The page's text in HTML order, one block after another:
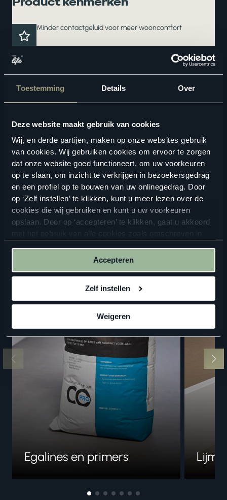
Toestemming Details Over
Deze website maakt gebruik van cookies
Wij, en derde partijen, maken op onze websites gebruik
van cookies. Wij gebruiken cookies om ervoor te zorgen
dat onze website goed functioneert, om uw voorkeuren
op te slaan, om inzicht te verkrijgen in bezoekersgedrag
en een profiel op te bouwen van uw onlinegedrag. Door
op ‘Zelf instellen’ te klikken, kunt u meer lezen over de
cookies die wij gebruiken en kunt u uw voorkeuren
opslaan. Door op ‘accepteren’ te klikken, gaat u akkoord
Accepteren
Zelf instellen
Weigeren
Minder contactgeluid voor meer wooncomfort
Deze vloer haalt het maximale uit jouw vloerverwarming
Een waterbestendige vloer voor zorgeloos wooncomfort
Ook verkrijgbaar als complete traprenovatie in hetzelfde
Geschikte vloertoebehoren
Egalines en primers